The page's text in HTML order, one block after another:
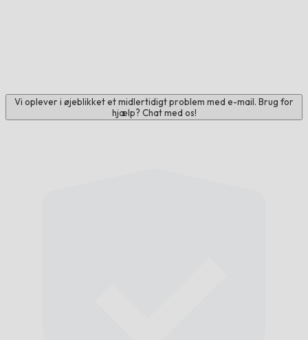
Vi oplever i øjeblikket et midlertidigt problem med e-mail. Brug for
hjælp? Chat med os!